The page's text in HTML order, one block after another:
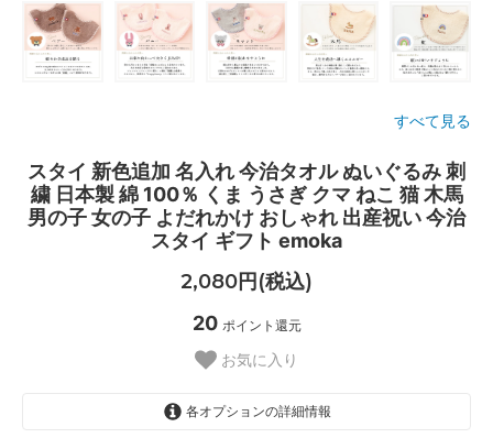
すべて見る
スタイ 新色追加 名入れ 今治タオル ぬいぐるみ 刺
繍 日本製 綿 100％ くま うさぎ クマ ねこ 猫 木馬
男の子 女の子 よだれかけ おしゃれ 出産祝い 今治
スタイ ギフト emoka
2,080円(税込)
20 ポイント還元
お気に入り
各オプションの詳細情報